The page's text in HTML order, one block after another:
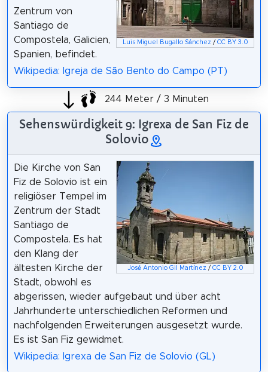
Luis Miguel Bugallo Sánchez / CC BY 3.0
Zentrum von
Santiago de
Compostela, Galicien,
Spanien, befindet.
Wikipedia: Igreja de São Bento do Campo (PT)
244 Meter / 3 Minuten
Sehenswürdigkeit 9: Igrexa de San Fiz de
Solovio
José Antonio Gil Martínez / CC BY 2.0
Die Kirche von San
Fiz de Solovio ist ein
religiöser Tempel im
Zentrum der Stadt
Santiago de
Compostela. Es hat
den Klang der
ältesten Kirche der
Stadt, obwohl es
abgerissen, wieder aufgebaut und über acht
Jahrhunderte unterschiedlichen Reformen und
nachfolgenden Erweiterungen ausgesetzt wurde.
Es ist San Fiz gewidmet.
Wikipedia: Igrexa de San Fiz de Solovio (GL)